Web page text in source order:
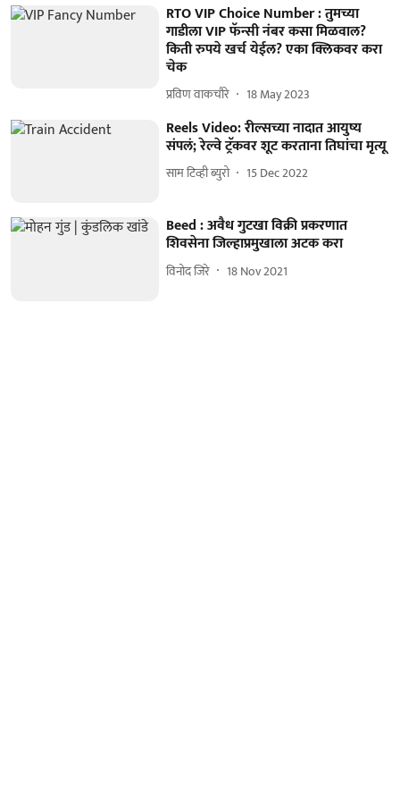
RTO VIP Choice Number : तुमच्या
गाडीला VIP फॅन्सी नंबर कसा मिळवाल?
किती रुपये खर्च येईल? एका क्लिकवर करा
चेक
प्रविण वाकचौरे 18 May 2023
Reels Video: रील्सच्या नादात आयुष्य
संपलं; रेल्वे ट्रॅकवर शूट करताना तिघांचा मृत्यू
साम टिव्ही ब्युरो 15 Dec 2022
Beed : अवैध गुटखा विक्री प्रकरणात
शिवसेना जिल्हाप्रमुखाला अटक करा
विनोद जिरे 18 Nov 2021